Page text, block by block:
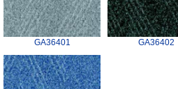
GA36401 GA36402